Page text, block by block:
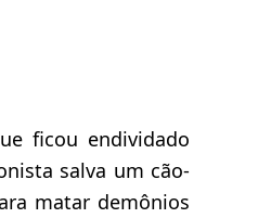
ficou endividado
salva um cão-
matar demônios